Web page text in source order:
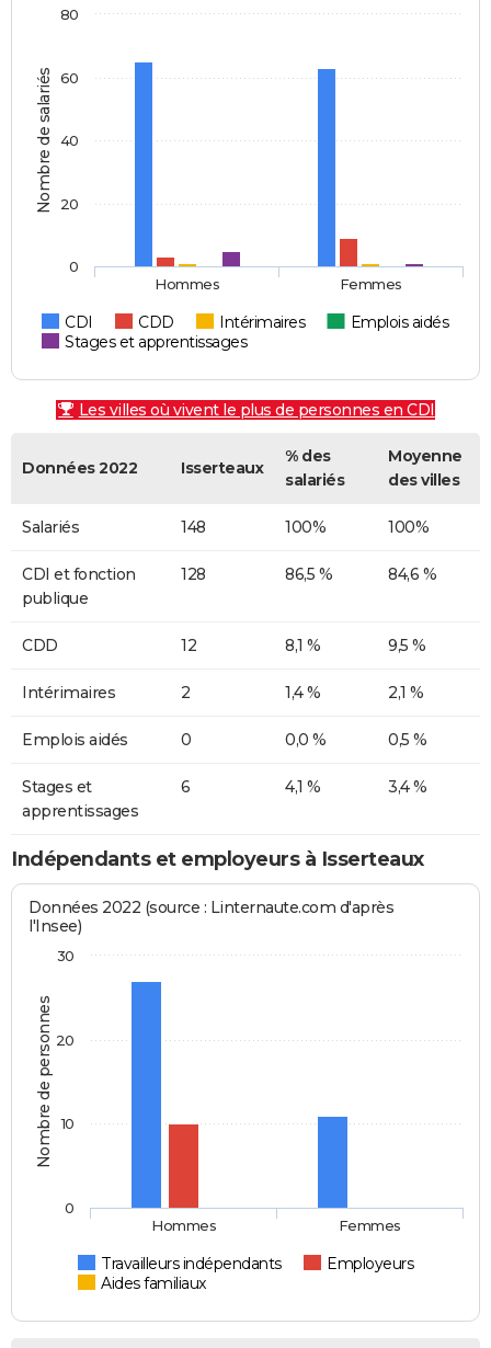
Nombre de salariés
CDI CDD Intérimaires
Emplois aidés
Stages et apprentissages
Hommes Femmes
0
20
40
60
80
Les villes où vivent le plus de personnes en CDI
Données 2022 Isserteaux
% des
salariés
Moyenne
des villes
Salariés 148 100% 100%
CDI et fonction
publique
128 86,5 % 84,6 %
CDD 12 8,1 % 9,5 %
Intérimaires 2 1,4 % 2,1 %
Emplois aidés 0 0,0 % 0,5 %
Stages et
apprentissages
6 4,1 % 3,4 %
Indépendants et employeurs à Isserteaux
Nombre de personnes
Données 2022 (source : Linternaute.com d'après
l'Insee)
Travailleurs indépendants
Employeurs
Aides familiaux
Hommes Femmes
0
10
20
30